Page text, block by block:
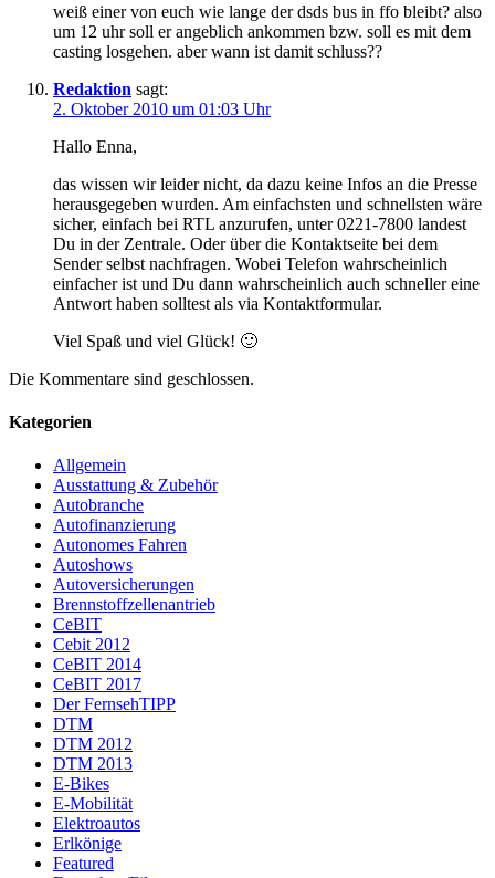
weiß einer von euch wie lange der dsds bus in ffo bleibt? also
um 12 uhr soll er angeblich ankommen bzw. soll es mit dem
casting losgehen. aber wann ist damit schluss??
Redaktion sagt:
2. Oktober 2010 um 01:03 Uhr
Hallo Enna,
das wissen wir leider nicht, da dazu keine Infos an die Presse
herausgegeben wurden. Am einfachsten und schnellsten wäre
sicher, einfach bei RTL anzurufen, unter 0221-7800 landest
Du in der Zentrale. Oder über die Kontaktseite bei dem
Sender selbst nachfragen. Wobei Telefon wahrscheinlich
einfacher ist und Du dann wahrscheinlich auch schneller eine
Antwort haben solltest als via Kontaktformular.
Viel Spaß und viel Glück! 🙂
Die Kommentare sind geschlossen.
Kategorien
Allgemein
Ausstattung & Zubehör
Autobranche
Autofinanzierung
Autonomes Fahren
Autoshows
Autoversicherungen
Brennstoffzellenantrieb
CeBIT
Cebit 2012
CeBIT 2014
CeBIT 2017
Der FernsehTIPP
DTM
DTM 2012
DTM 2013
E-Bikes
E-Mobilität
Elektroautos
Erlkönige
Featured